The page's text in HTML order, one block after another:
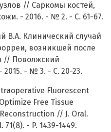
// Саркомы костей,
- 2016. - № 2. - C. 61-67.
В.А. Клинический случай
возникшей после
// Поволжский
2015. - № 3. - С. 20-23.
Fluorescent
Free Tissue
// J. Oral.
- P. 1439-1449.